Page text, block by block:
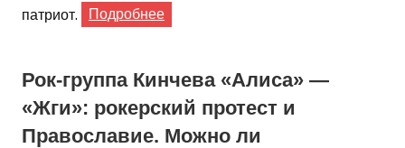
патриот.
Подробнее
Рок-группа Кинчева «Алиса» —
«Жги»: рокерский протест и
Православие. Можно ли